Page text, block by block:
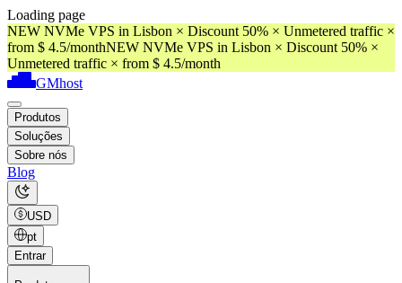
Loading page
NEW NVMe VPS in Lisbon × Discount 50% × Unmetered traffic ×
from $ 4.5/monthNEW NVMe VPS in Lisbon × Discount 50% ×
Unmetered traffic × from $ 4.5/month
GMhost
Produtos
Soluções
Sobre nós
Blog
USD
pt
Entrar